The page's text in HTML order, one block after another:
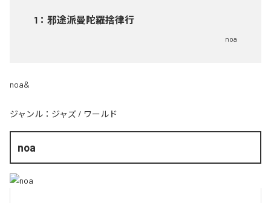
1 ： 邪途派曼陀羅捨律行
noa
noa&
ジャンル： ジャズ / ワールド
noa